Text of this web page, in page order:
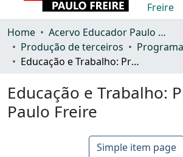
Freire
Home
Acervo Educador Paulo Freire
Produção de terceiros
Educação e Trabalho: Prêmio Paulo Freire
Educação e Trabalho:
Paulo Freire
Simple item page